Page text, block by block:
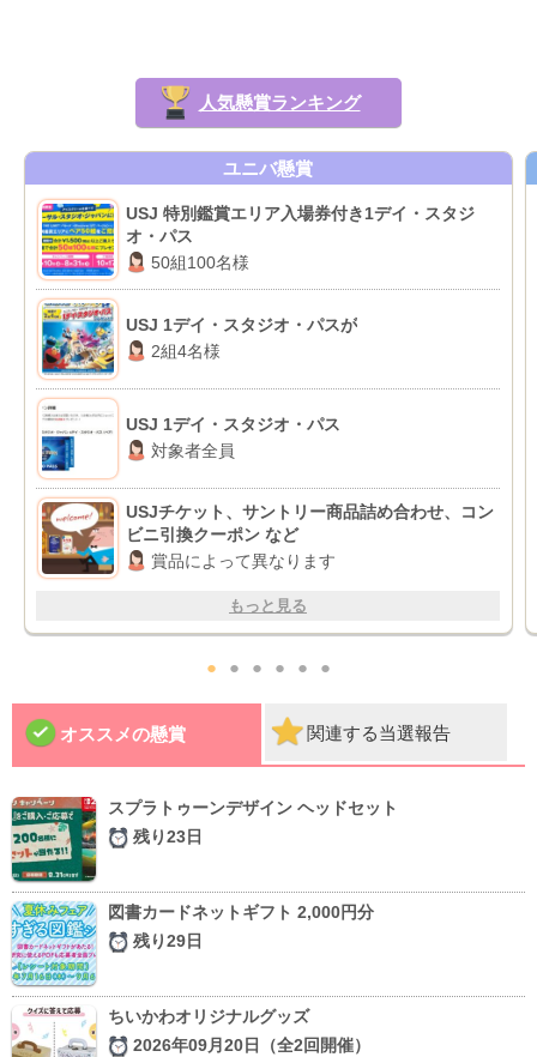
人気懸賞ランキング
ユニバ懸賞
USJ 特別鑑賞エリア入場券付き1デイ・スタジ
オ・パス
50組100名様
USJ 1デイ・スタジオ・パスが
2組4名様
USJ 1デイ・スタジオ・パス
対象者全員
USJチケット、サントリー商品詰め合わせ、コン
ビニ引換クーポン など
賞品によって異なります
もっと見る
● ● ● ● ● ●
オススメの懸賞 関連する当選報告
スプラトゥーンデザイン ヘッドセット
残り23日
図書カードネットギフト 2,000円分
残り29日
ちいかわオリジナルグッズ
2026年09月20日（全2回開催）